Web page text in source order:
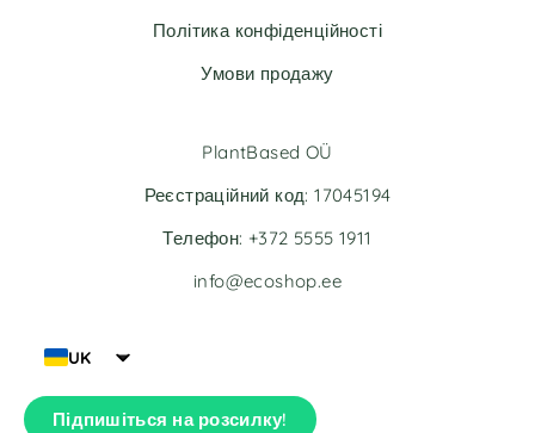
:
Політика конфіденційності
Умови продажу
UK
Підпишіться на розсилку!
PlantBased OÜ
Реєстраційний код: 17045194
Телефон: +372 5555 1911
info@ecoshop.ee